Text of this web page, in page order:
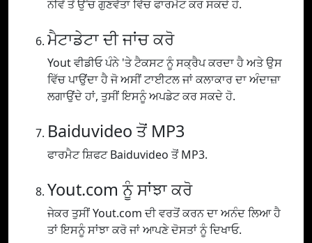
ਨੀਵੇਂ ਤੋਂ ਉੱਚ ਗੁਣਵੱਤਾ ਵਿੱਚ ਫਾਰਮੈਟ ਕਰ ਸਕਦੇ ਹੋ.
ਮੈਟਾਡੇਟਾ ਦੀ ਜਾਂਚ ਕਰੋ
Yout ਵੀਡੀਓ ਪੰਨੇ 'ਤੇ ਟੈਕਸਟ ਨੂੰ ਸਕ੍ਰੈਪ ਕਰਦਾ ਹੈ ਅਤੇ ਉਸ
ਵਿੱਚ ਪਾਉਂਦਾ ਹੈ ਜੋ ਅਸੀਂ ਟਾਈਟਲ ਜਾਂ ਕਲਾਕਾਰ ਦਾ ਅੰਦਾਜ਼ਾ
ਲਗਾਉਂਦੇ ਹਾਂ, ਤੁਸੀਂ ਇਸਨੂੰ ਅਪਡੇਟ ਕਰ ਸਕਦੇ ਹੋ.
Baiduvideo ਤੋਂ MP3
ਫਾਰਮੈਟ ਸ਼ਿਫਟ Baiduvideo ਤੋਂ MP3.
Yout.com ਨੂੰ ਸਾਂਝਾ ਕਰੋ
ਜੇਕਰ ਤੁਸੀਂ Yout.com ਦੀ ਵਰਤੋਂ ਕਰਨ ਦਾ ਅਨੰਦ ਲਿਆ ਹੈ
ਤਾਂ ਇਸਨੂੰ ਸਾਂਝਾ ਕਰੋ ਜਾਂ ਆਪਣੇ ਦੋਸਤਾਂ ਨੂੰ ਦਿਖਾਓ.